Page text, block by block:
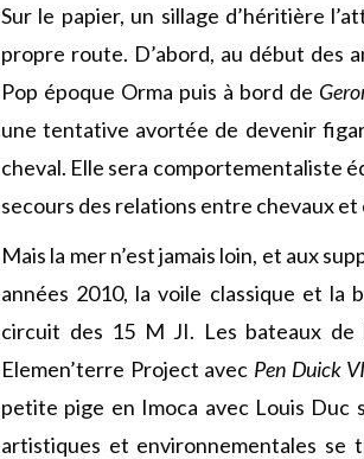
Sur le papier, un sillage d’héritière
propre route. D’abord, au début des
Pop époque Orma puis à bord de
une tentative avortée de devenir
cheval. Elle sera comportementaliste
secours des relations entre chevaux et
Mais la mer n’est jamais loin, et aux
années 2010, la voile classique et la
circuit des 15 M JI. Les bateaux
Elemen’terre Project avec Pen Duick
petite pige en Imoca avec Louis Duc
artistiques et environnementales se